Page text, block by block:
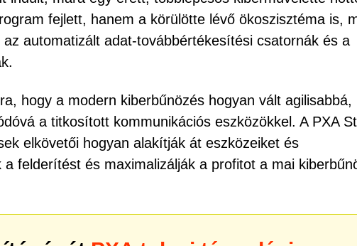
fejlett, hanem a körülötte lévő ökoszisztéma is,
automatizált adat-továbbértékesítési csatornák és a
hogy a modern kiberbűnözés hogyan vált agilisabbá,
a titkosított kommunikációs eszközökkel. A PXA
elkövetői hogyan alakítják át eszközeiket és
felderítést és maximalizálják a profitot a mai